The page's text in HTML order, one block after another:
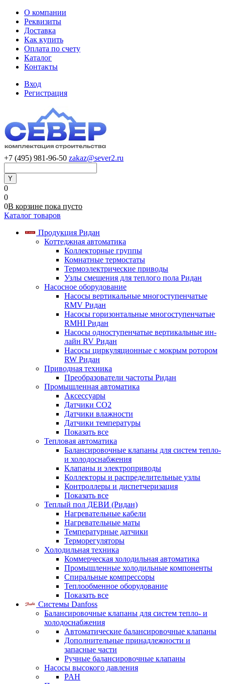
О компании
Реквизиты
Доставка
Как купить
Оплата по счету
Каталог
Контакты
Вход
Регистрация
+7 (495) 981-96-50 zakaz@sever2.ru
0
0
0В корзине пока пусто
Каталог товаров
Продукция Ридан
Коттеджная автоматика
Коллекторные группы
Комнатные термостаты
Термоэлектрические приводы
Узлы смешения для теплого пола Ридан
Насосное оборудование
Насосы вертикальные многоступенчатые
RMV Ридан
Насосы горизонтальные многоступенчатые
RMHI Ридан
Насосы одноступенчатые вертикальные ин-
лайн RV Ридан
Насосы циркуляционные с мокрым ротором
RW Ридан
Приводная техника
Преобразователи частоты Ридан
Промышленная автоматика
Аксессуары
Датчики CO2
Датчики влажности
Датчики температуры
Показать все
Тепловая автоматика
Балансировочные клапаны для систем тепло-
и холодоснабжения
Клапаны и электроприводы
Коллекторы и распределительные узлы
Контроллеры и диспетчеризация
Показать все
Теплый пол ДЕВИ (Ридан)
Нагревательные кабели
Нагревательные маты
Температурные датчики
Терморегуляторы
Холодильная техника
Коммерческая холодильная автоматика
Промышленные холодильные компоненты
Спиральные компрессоры
Теплообменное оборудование
Показать все
Системы Danfoss
Балансировочные клапаны для систем тепло- и
холодоснабжения
Автоматические балансировочные клапаны
Дополнительные принадлежности и
запасные части
Ручные балансировочные клапаны
Насосы высокого давления
PAH